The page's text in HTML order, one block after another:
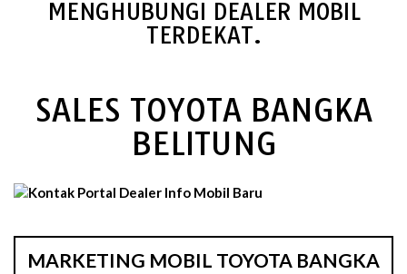
MENGHUBUNGI DEALER MOBIL
TERDEKAT.
SALES TOYOTA BANGKA
BELITUNG
MARKETING MOBIL TOYOTA BANGKA